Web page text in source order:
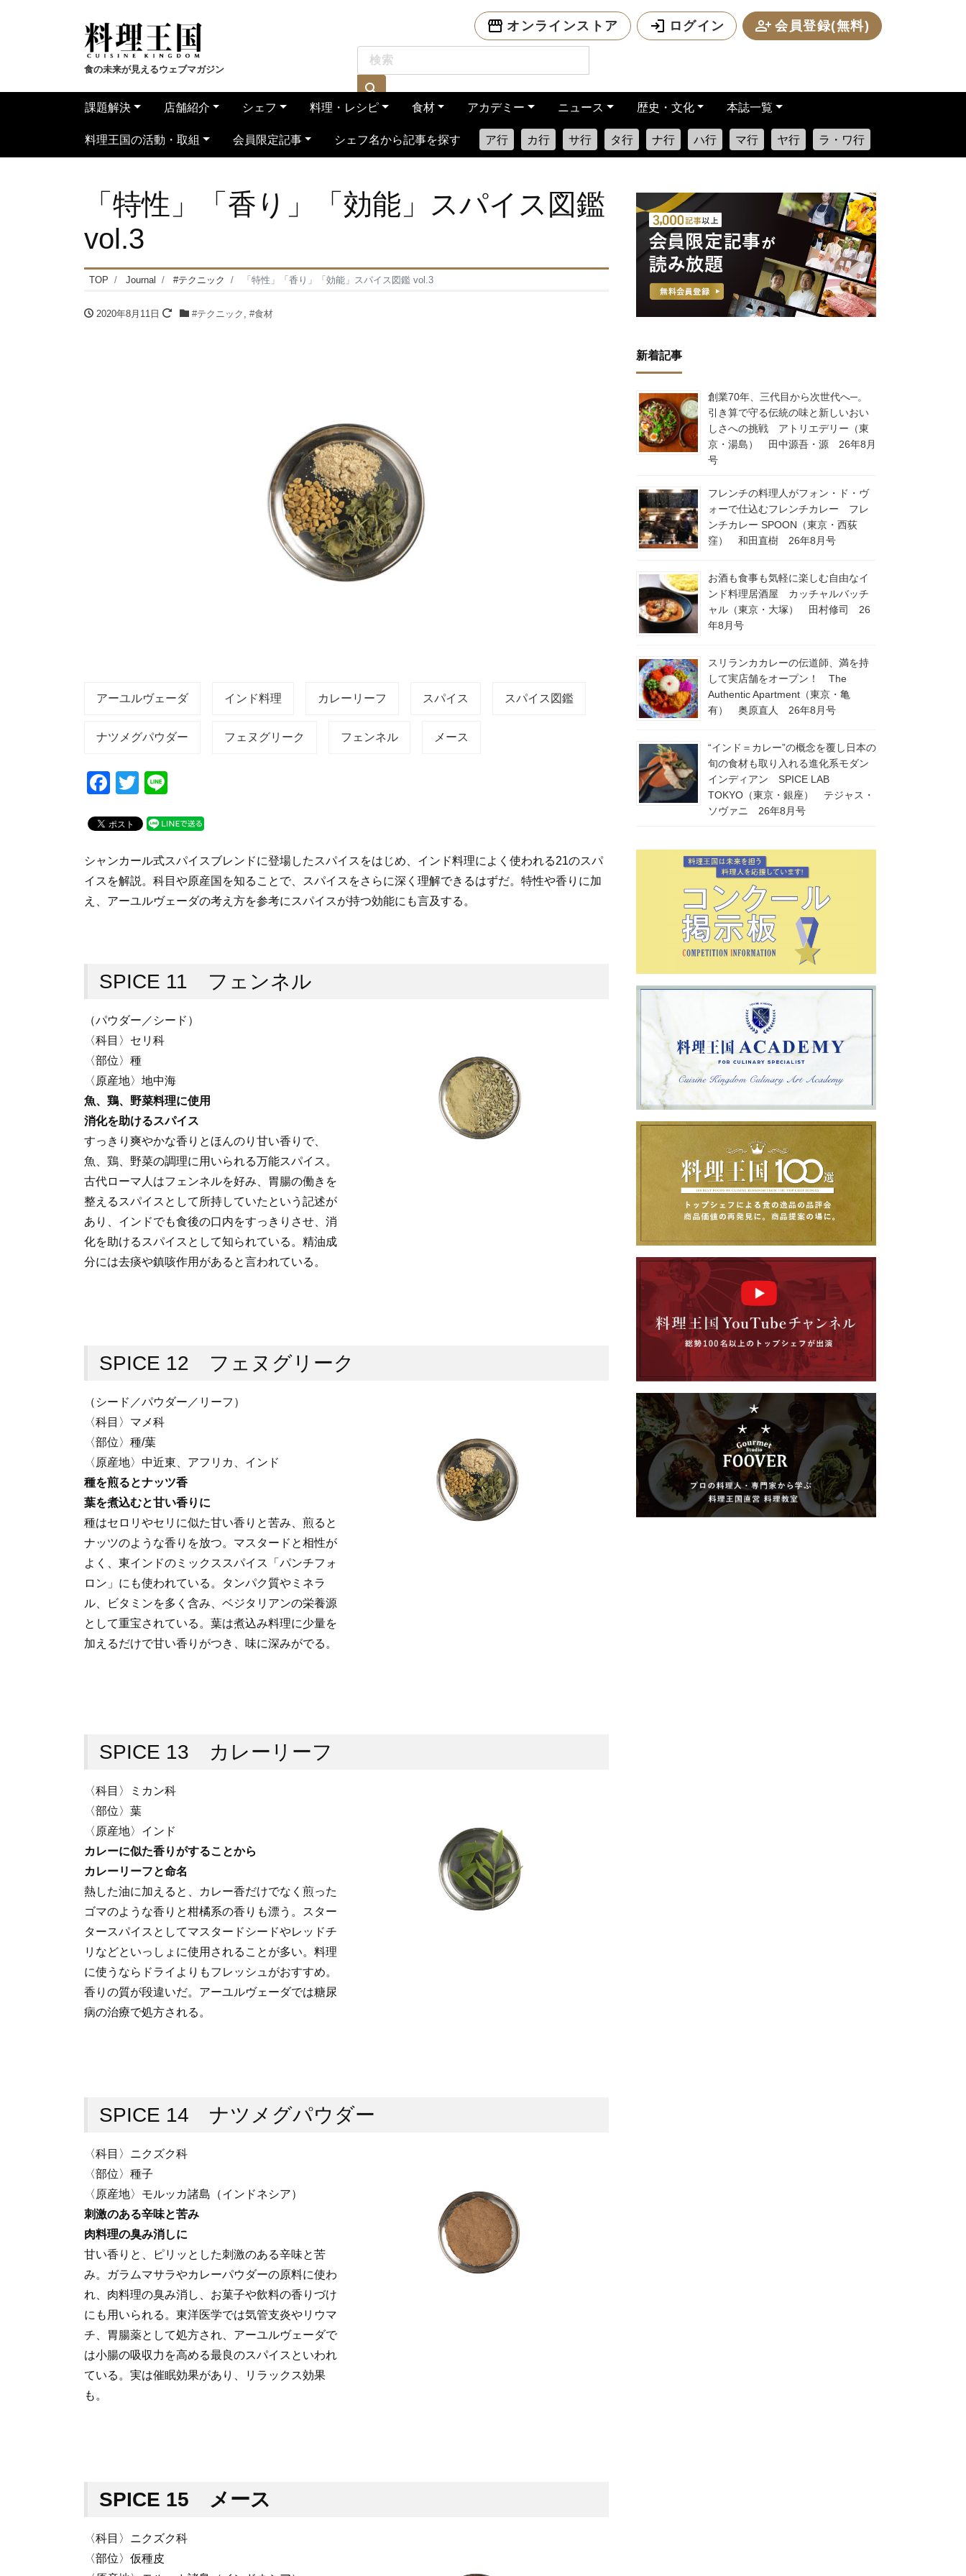
食の未来が見えるウェブマガジン
オンラインストア ログイン 会員登録(無料)
課題解決 店舗紹介 シェフ 料理・レシピ 食材 アカデミー ニュース 歴史・文化 本誌一覧
料理王国の活動・取組 会員限定記事 シェフ名から記事を探す ア行 カ行 サ行 タ行 ナ行 ハ行 マ行 ヤ行 ラ・ワ行
「特性」「香り」「効能」スパイス図鑑
vol.3
TOP Journal #テクニック 「特性」「香り」「効能」スパイス図鑑 vol.3
2020年8月11日 #テクニック , #食材
アーユルヴェーダ インド料理 カレーリーフ スパイス スパイス図鑑
ナツメグパウダー フェヌグリーク フェンネル メース
F
c
e
b
o
T
tt
er
e
シャンカール式スパイスブレンドに登場したスパイスをはじめ、インド料理によく使われる21のスパ
イスを解説。科目や原産国を知ることで、スパイスをさらに深く理解できるはずだ。特性や香りに加
え、アーユルヴェーダの考え方を参考にスパイスが持つ効能にも言及する。
SPICE 11 フェンネル
（パウダー／シード）
〈科目〉セリ科
〈部位〉種
〈原産地〉地中海
魚、鶏、野菜料理に使用
消化を助けるスパイス
すっきり爽やかな香りとほんのり甘い香りで、
魚、鶏、野菜の調理に用いられる万能スパイス。
古代ローマ人はフェンネルを好み、胃腸の働きを
整えるスパイスとして所持していたという記述が
あり、インドでも食後の口内をすっきりさせ、消
化を助けるスパイスとして知られている。精油成
分には去痰や鎮咳作用があると言われている。
SPICE 12 フェヌグリーク
（シード／パウダー／リーフ）
〈科目〉マメ科
〈部位〉種/葉
〈原産地〉中近東、アフリカ、インド
種を煎るとナッツ香
葉を煮込むと甘い香りに
種はセロリやセリに似た甘い香りと苦み、煎ると
ナッツのような香りを放つ。マスタードと相性が
よく、東インドのミックススパイス「パンチフォ
ロン」にも使われている。タンパク質やミネラ
ル、ビタミンを多く含み、ベジタリアンの栄養源
として重宝されている。葉は煮込み料理に少量を
加えるだけで甘い香りがつき、味に深みがでる。
SPICE 13 カレーリーフ
〈科目〉ミカン科
〈部位〉葉
〈原産地〉インド
カレーに似た香りがすることから
カレーリーフと命名
熱した油に加えると、カレー香だけでなく煎った
ゴマのような香りと柑橘系の香りも漂う。スター
タースパイスとしてマスタードシードやレッドチ
リなどといっしょに使用されることが多い。料理
に使うならドライよりもフレッシュがおすすめ。
香りの質が段違いだ。アーユルヴェーダでは糖尿
病の治療で処方される。
SPICE 14 ナツメグパウダー
〈科目〉ニクズク科
〈部位〉種子
〈原産地〉モルッカ諸島（インドネシア）
刺激のある辛味と苦み
肉料理の臭み消しに
甘い香りと、ピリッとした刺激のある辛味と苦
み。ガラムマサラやカレーパウダーの原料に使わ
れ、肉料理の臭み消し、お菓子や飲料の香りづけ
にも用いられる。東洋医学では気管支炎やリウマ
チ、胃腸薬として処方され、アーユルヴェーダで
は小腸の吸収力を高める最良のスパイスといわれ
ている。実は催眠効果があり、リラックス効果
も。
SPICE 15 メース
〈科目〉ニクズク科
〈部位〉仮種皮
新着記事
創業70年、三代目から次世代へ─。
引き算で守る伝統の味と新しいおい
しさへの挑戦 アトリエデリー（東
京・湯島） 田中源吾・源 26年8月
号
フレンチの料理人がフォン・ド・ヴ
ォーで仕込むフレンチカレー フレ
ンチカレー SPOON（東京・西荻
窪） 和田直樹 26年8月号
お酒も食事も気軽に楽しむ自由なイ
ンド料理居酒屋 カッチャルバッチ
ャル（東京・大塚） 田村修司 26
年8月号
スリランカカレーの伝道師、満を持
して実店舗をオープン！ The
Authentic Apartment（東京・亀
有） 奥原直人 26年8月号
“インド＝カレー”の概念を覆し日本の
旬の食材も取り入れる進化系モダン
インディアン SPICE LAB
TOKYO（東京・銀座） テジャス・
ソヴァニ 26年8月号